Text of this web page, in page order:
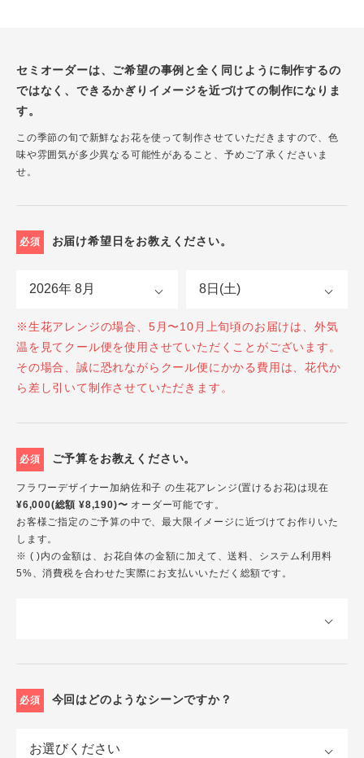
セミオーダーは、ご希望の事例と全く同じように制作するの
ではなく、できるかぎりイメージを近づけての制作になりま
す。
この季節の旬で新鮮なお花を使って制作させていただきますので、色
味や雰囲気が多少異なる可能性があること、予めご了承くださいま
せ。
必須 お届け希望日をお教えください。
※生花アレンジの場合、5月〜10月上旬頃のお届けは、外気
温を見てクール便を使用させていただくことがございます。
その場合、誠に恐れながらクール便にかかる費用は、花代か
ら差し引いて制作させていただきます。
必須 ご予算をお教えください。
フラワーデザイナー加納佐和子 の生花アレンジ(置けるお花)は現在
¥6,000(総額 ¥8,190)〜 オーダー可能です。
お客様ご指定のご予算の中で、最大限イメージに近づけてお作りいた
します。
※ ( )内の金額は、お花自体の金額に加えて、送料、システム利用料
5%、消費税を合わせた実際にお支払いいただく総額です。
必須 今回はどのようなシーンですか？